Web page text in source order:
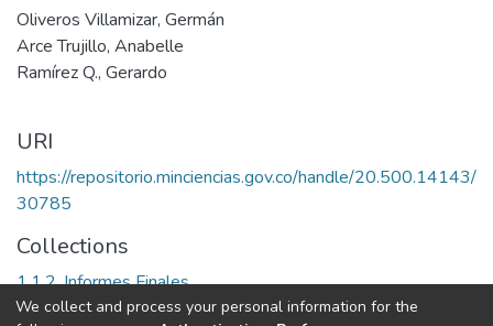
Oliveros Villamizar, Germán
Arce Trujillo, Anabelle
Ramírez Q., Gerardo
URI
https://repositorio.minciencias.gov.co/handle/20.500.14143/
30785
Collections
1.1.2. Informes Finales
We collect and process your personal information for the